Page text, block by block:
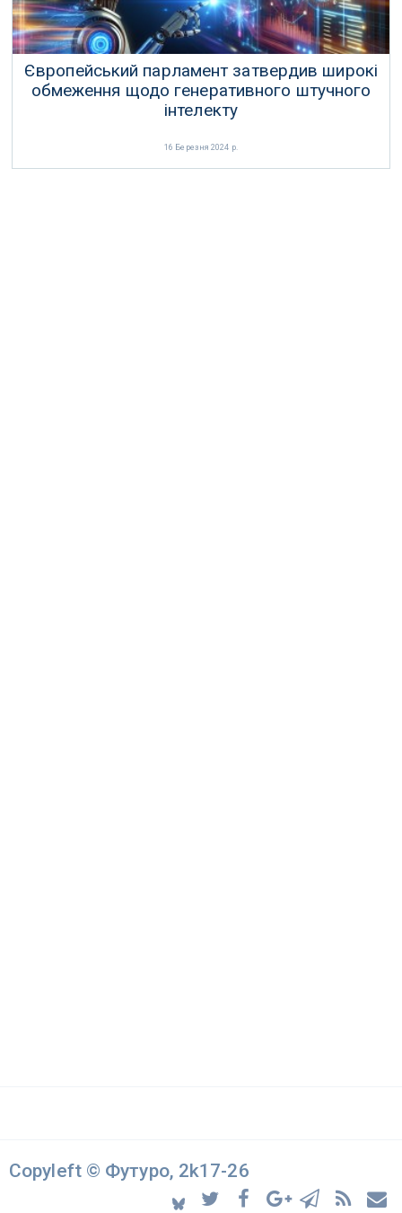
Європейський парламент затвердив широкі
обмеження щодо генеративного штучного
інтелекту
16 Березня 2024 р.
Copyleft © Футуро, 2k17-26